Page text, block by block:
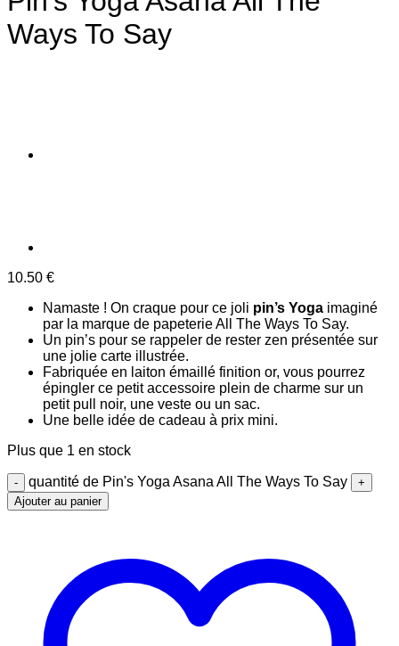
Ways To Say
10.50 €
Namaste ! On craque pour ce joli pin’s Yoga imaginé
par la marque de papeterie All The Ways To Say.
Un pin’s pour se rappeler de rester zen présentée sur
une jolie carte illustrée.
Fabriquée en laiton émaillé finition or, vous pourrez
épingler ce petit accessoire plein de charme sur un
petit pull noir, une veste ou un sac.
Une belle idée de cadeau à prix mini.
Plus que 1 en stock
quantité de Pin's Yoga Asana All The Ways To Say
Ajouter au panier